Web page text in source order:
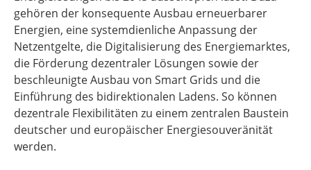
gehören der konsequente Ausbau erneuerbarer
Energien, eine systemdienliche Anpassung der
Netzentgelte, die Digitalisierung des Energiemarktes,
die Förderung dezentraler Lösungen sowie der
beschleunigte Ausbau von Smart Grids und die
Einführung des bidirektionalen Ladens. So können
dezentrale Flexibilitäten zu einem zentralen Baustein
deutscher und europäischer Energiesouveränität
werden.